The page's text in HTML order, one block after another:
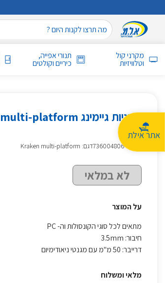
אתר אילת
מקרני קול
וטלוויזיות
תנורי אפייה,
כיריים וקולטים
ירוק
:
736004806דגם: Kraken multi-platform
לא במלאי
על המוצר
מתאים לכל סוגי הקונסולות וה- PC
חיבור: 3.5mm
דרייבר: 50 מ''מ עם מגנטי ניאודימיום
מלאי ומשלוח